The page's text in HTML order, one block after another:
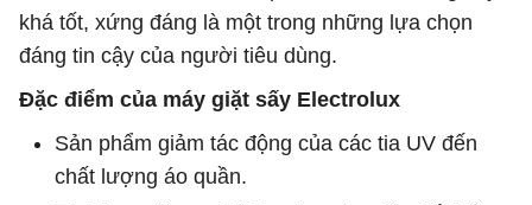
khá tốt, xứng đáng là một trong những lựa chọn
đáng tin cậy của người tiêu dùng.
Đặc điểm của máy giặt sấy Electrolux
Sản phẩm giảm tác động của các tia UV đến
chất lượng áo quần.